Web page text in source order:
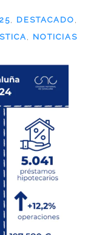
, DESTACADO ,
, NOTICIAS